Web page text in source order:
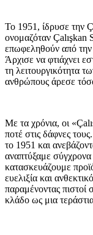
Το 1951, ίδρυσε την
ονομαζόταν Çalışkan
επωφεληθούν από την
Άρχισε να φτιάχνει
τη λειτουργικότητα
ανθρώπους άρεσε
Με τα χρόνια, οι
ποτέ στις δάφνες
το 1951 και
αναπτύξαμε
κατασκευάζουμε
ευελιξία και
παραμένοντας πιστοί
κλάδο ως μια